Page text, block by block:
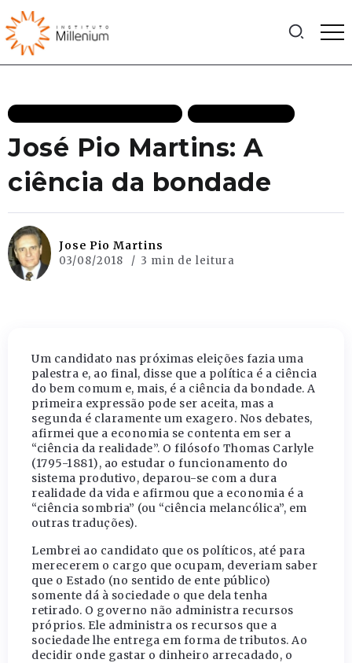
José Pio Martins: A
ciência da bondade
Jose Pio Martins
03/08/2018 3 min de leitura
Um candidato nas próximas eleições fazia uma
palestra e, ao final, disse que a política é a ciência
do bem comum e, mais, é a ciência da bondade. A
primeira expressão pode ser aceita, mas a
segunda é claramente um exagero. Nos debates,
afirmei que a economia se contenta em ser a
“ciência da realidade”. O filósofo Thomas Carlyle
(1795-1881), ao estudar o funcionamento do
sistema produtivo, deparou-se com a dura
realidade da vida e afirmou que a economia é a
“ciência sombria” (ou “ciência melancólica”, em
outras traduções).
Lembrei ao candidato que os políticos, até para
merecerem o cargo que ocupam, deveriam saber
que o Estado (no sentido de ente público)
somente dá à sociedade o que dela tenha
retirado. O governo não administra recursos
próprios. Ele administra os recursos que a
sociedade lhe entrega em forma de tributos. Ao
decidir onde gastar o dinheiro arrecadado, o